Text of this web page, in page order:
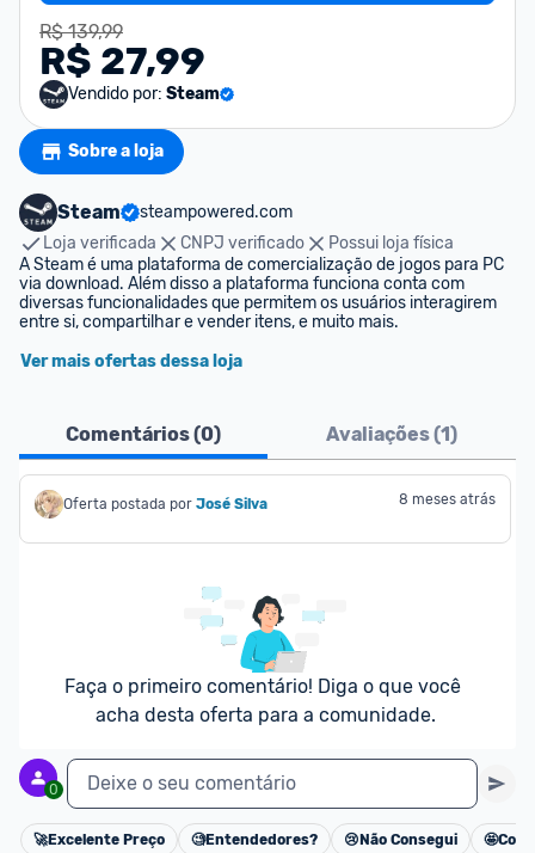
R$ 139,99
R$ 27,99
Vendido por: Steam
Sobre a loja
Steam
steampowered.com
Loja verificada
CNPJ verificado
Possui loja física
A Steam é uma plataforma de comercialização de jogos para PC
via download. Além disso a plataforma funciona conta com
diversas funcionalidades que permitem os usuários interagirem
entre si, compartilhar e vender itens, e muito mais.
Ver mais ofertas dessa loja
Comentários (0) Avaliações (1)
Oferta postada por José Silva 8 meses atrás
Faça o primeiro comentário! Diga o que você
acha desta oferta para a comunidade.
0 Deixe o seu comentário
🚀Excelente Preço 🧐Entendedores? 😢 Não Consegui 🤩